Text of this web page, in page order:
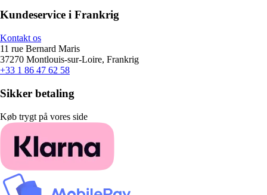
Kundeservice i Frankrig
Kontakt os
11 rue Bernard Maris
37270 Montlouis-sur-Loire, Frankrig
+33 1 86 47 62 58
Sikker betaling
Køb trygt på vores side